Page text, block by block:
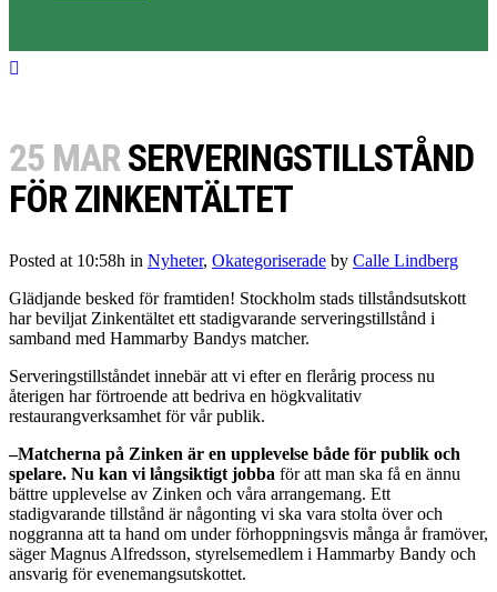
25 MAR SERVERINGSTILLSTÅND
FÖR ZINKENTÄLTET
Posted at 10:58h in Nyheter, Okategoriserade by Calle Lindberg
Glädjande besked för framtiden! Stockholm stads tillståndsutskott
har beviljat Zinkentältet ett stadigvarande serveringstillstånd i
samband med Hammarby Bandys matcher.
Serveringstillståndet innebär att vi efter en flerårig process nu
återigen har förtroende att bedriva en högkvalitativ
restaurangverksamhet för vår publik.
–Matcherna på Zinken är en upplevelse både för publik och
spelare. Nu kan vi långsiktigt jobba för att man ska få en ännu
bättre upplevelse av Zinken och våra arrangemang. Ett
stadigvarande tillstånd är någonting vi ska vara stolta över och
noggranna att ta hand om under förhoppningsvis många år framöver,
säger Magnus Alfredsson, styrelsemedlem i Hammarby Bandy och
ansvarig för evenemangsutskottet.